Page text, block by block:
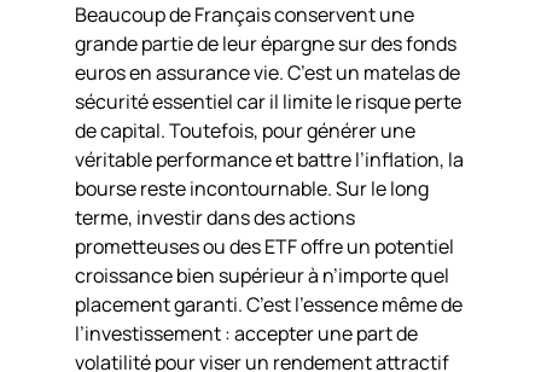
Beaucoup de Français conservent une
grande partie de leur épargne sur des fonds
euros en assurance vie. C’est un matelas de
sécurité essentiel car il limite le risque perte
de capital. Toutefois, pour générer une
véritable performance et battre l’inflation, la
bourse reste incontournable. Sur le long
terme, investir dans des actions
prometteuses ou des ETF offre un potentiel
croissance bien supérieur à n’importe quel
placement garanti. C’est l’essence même de
l’investissement : accepter une part de
volatilité pour viser un rendement attractif